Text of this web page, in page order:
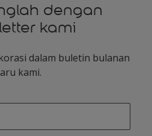
dengan
kami
dalam buletin bulanan
kami.